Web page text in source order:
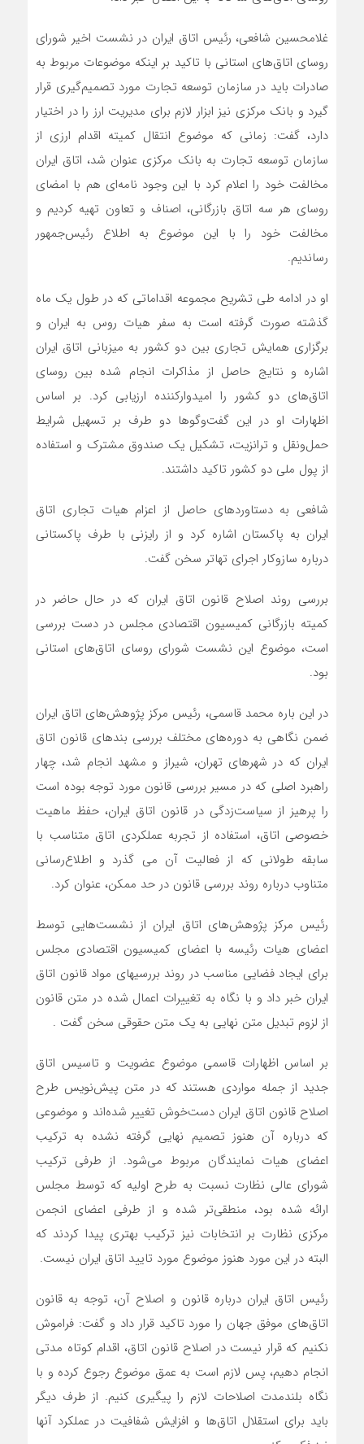
غلامحسین شافعی، رئیس اتاق ایران در نشست اخیر شورای
روسای اتاق‌‌های استانی با تاکید بر اینکه موضوعات مربوط به
صادرات باید در سازمان توسعه تجارت مورد تصمیم‌گیری قرار
گیرد و بانک مرکزی نیز ابزار لازم برای مدیریت ارز را در اختیار
دارد، گفت: زمانی که موضوع انتقال کمیته اقدام ارزی از
سازمان توسعه تجارت به بانک مرکزی عنوان شد، اتاق ایران
مخالفت خود را اعلام کرد با این وجود نامه‌ای هم با امضای
روسای هر سه اتاق بازرگانی، اصناف و تعاون تهیه کردیم و
مخالفت خود را با این موضوع به اطلاع رئیس‌جمهور
رساندیم.
او در ادامه طی تشریح مجموعه اقداماتی که در طول یک ماه
گذشته صورت گرفته است به سفر هیات روس به ایران و
برگزاری همایش تجاری بین دو کشور به میزبانی اتاق ایران
اشاره و نتایج حاصل از مذاکرات انجام شده بین روسای
اتاق‌های دو کشور را امیدوارکننده ارزیابی کرد. بر اساس
اظهارات او در این گفت‌وگوها دو طرف بر تسهیل شرایط
حمل‌ونقل و ترانزیت، تشکیل یک صندوق مشترک و استفاده
از پول ملی دو کشور تاکید داشتند.
شافعی به دستاوردهای حاصل از اعزام هیات تجاری اتاق
ایران به پاکستان اشاره کرد و از رایزنی با طرف پاکستانی
درباره سازوکار اجرای تهاتر سخن گفت.
بررسی روند اصلاح قانون اتاق ایران که در حال حاضر در
کمیته بازرگانی کمیسیون اقتصادی مجلس در دست بررسی
است، موضوع این نشست شورای روسای اتاق‌های استانی
بود.
در این باره محمد قاسمی، رئیس مرکز پژوهش‌های اتاق ایران
ضمن نگاهی به دوره‌های مختلف بررسی بندهای قانون اتاق
ایران که در شهرهای تهران، شیراز و مشهد انجام شد، چهار
راهبرد اصلی که در مسیر بررسی قانون مورد توجه بوده است
را پرهیز از سیاست‌زدگی در قانون اتاق ایران، حفظ ماهیت
خصوصی اتاق، استفاده از تجربه عملکردی اتاق متناسب با
سابقه طولانی که از فعالیت آن می گذرد و اطلاع‌رسانی
متناوب درباره روند بررسی قانون در حد ممکن، عنوان کرد.
رئیس مرکز پژوهش‌های اتاق ایران از نشست‌هایی توسط
اعضای هیات رئیسه با اعضای کمیسیون اقتصادی مجلس
برای ایجاد فضایی مناسب در روند بررسیهای مواد قانون اتاق
ایران خبر داد و با نگاه به تغییرات اعمال شده در متن قانون
از لزوم تبدیل متن نهایی به یک متن حقوقی سخن گفت .
بر اساس اظهارات قاسمی موضوع عضویت و تاسیس اتاق
جدید از جمله مواردی هستند که در متن پیش‌نویس طرح
اصلاح قانون اتاق ایران دست‌خوش تغییر شده‌اند و موضوعی
که درباره آن هنوز تصمیم نهایی گرفته نشده به ترکیب
اعضای هیات نمایندگان مربوط می‌شود. از طرفی ترکیب
شورای عالی نظارت نسبت به طرح اولیه که توسط مجلس
ارائه شده بود، منطقی‌تر شده و از طرفی اعضای انجمن
مرکزی نظارت بر انتخابات نیز ترکیب بهتری پیدا کردند که
البته در این مورد هنوز موضوع مورد تایید اتاق ایران نیست.
رئیس اتاق ایران درباره قانون و اصلاح آن، توجه به قانون
اتاق‌های موفق جهان را مورد تاکید قرار داد و گفت: فراموش
نکنیم که قرار نیست در اصلاح قانون اتاق، اقدام کوتاه مدتی
انجام دهیم، پس لازم است به عمق موضوع رجوع کرده و با
نگاه بلندمدت اصلاحات لازم را پیگیری کنیم. از طرف دیگر
باید برای استقلال اتاق‌ها و افزایش شفافیت در عملکرد آنها